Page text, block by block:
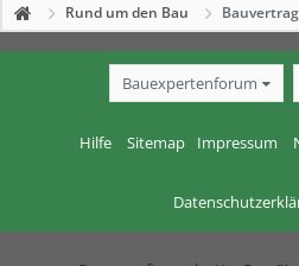
Rund um den Bau Bauvertrag
Bauexpertenforum
Hilfe Sitemap Impressum